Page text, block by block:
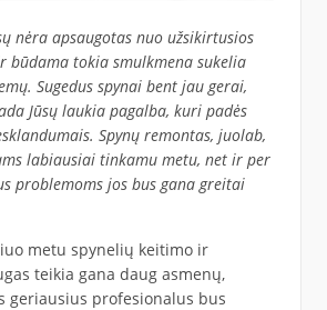
nėra apsaugotas nuo užsikirtusios
būdama tokia smulkmena sukelia
Sugedus spynai bent jau gerai,
Jūsų laukia pagalba, kuri padės
Spynų remontas, juolab,
labiausiai tinkamu metu, net ir per
problemoms jos bus gana greitai
metu spynelių keitimo ir
teikia gana daug asmenų,
geriausius profesionalus bus